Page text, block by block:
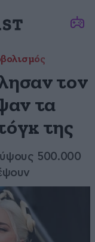
τον
τα
της
500.000